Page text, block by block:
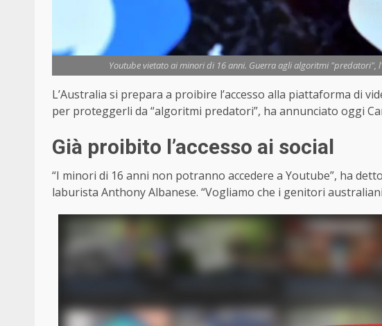
Youtube vietato ai minori di 16 anni. Guerra agli algoritmi "predatori",
L’Australia si prepara a proibire l’accesso alla piattaforma di
per proteggerli da “algoritmi predatori”, ha annunciato oggi
Già proibito l’accesso ai social
“I minori di 16 anni non potranno accedere a Youtube”, ha
laburista Anthony Albanese. “Vogliamo che i genitori